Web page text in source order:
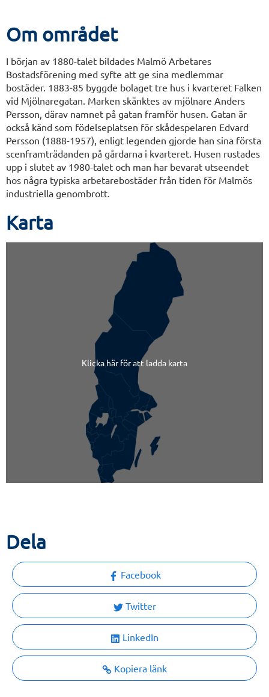
Om området
I början av 1880-talet bildades Malmö Arbetares
Bostadsförening med syfte att ge sina medlemmar
bostäder. 1883-85 byggde bolaget tre hus i kvarteret Falken
vid Mjölnaregatan. Marken skänktes av mjölnare Anders
Persson, därav namnet på gatan framför husen. Gatan är
också känd som födelseplatsen för skådespelaren Edvard
Persson (1888-1957), enligt legenden gjorde han sina första
scenframträdanden på gårdarna i kvarteret. Husen rustades
upp i slutet av 1980-talet och man har bevarat utseendet
hos några typiska arbetarebostäder från tiden för Malmös
industriella genombrott.
Karta
Klicka här för att ladda karta
Dela
Facebook
Twitter
LinkedIn
Kopiera länk